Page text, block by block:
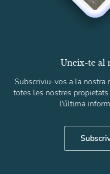
Uneix-te al
Subscriviu-vos a la nostra
totes les nostres
l'última